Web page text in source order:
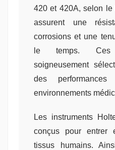
420 et 420A, selon le
assurent une
corrosions et une
le temps. Ces
soigneusement
des
environnements
Les instruments
conçus pour entrer
tissus humains.